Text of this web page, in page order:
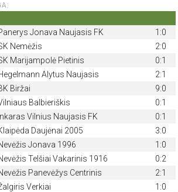
Jonava Naujasis FK
1:0
Nemėžis
2:0
Marijampolė Pietinis
0:1
Alytus Naujasis
2:1
Biržai
9:0
Balbieriškis
0:1
Inkaras Vilnius Naujasis FK
0:1
Daujėnai 2005
3:0
Jonava 1996
1:0
Telšiai Vakarinis 1916
0:2
Panevėžys Centrinis
2:1
Verkiai
1:0